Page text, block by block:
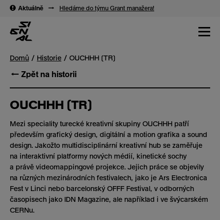
Aktuálně → Hledáme do týmu Grant manažera!
Domů Historie OUCHHH (TR)
← Zpět na historii
OUCHHH (TR)
Mezi speciality turecké kreativní skupiny OUCHHH patří
především grafický design, digitální a motion grafika a sound
design. Jakožto multidisciplinární kreativní hub se zaměřuje
na interaktivní platformy nových médií, kinetické sochy
a právě videomappingové projekce. Jejich práce se objevily
na různých mezinárodních festivalech, jako je Ars Electronica
Fest v Linci nebo barcelonský OFFF Festival, v odborných
časopisech jako IDN Magazine, ale například i ve švýcarském
CERNu.